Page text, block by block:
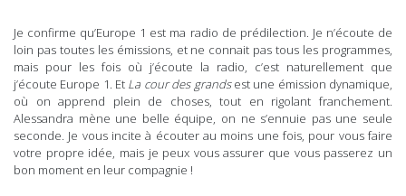
Je confirme qu’Europe 1 est ma radio de prédilection. Je n’écoute de
loin pas toutes les émissions, et ne connait pas tous les programmes,
mais pour les fois où j’écoute la radio, c’est naturellement que
j’écoute Europe 1. Et La cour des grandsest une émission dynamique,
où on apprend plein de choses, tout en rigolant franchement.
Alessandra mène une belle équipe, on ne s’ennuie pas une seule
seconde. Je vous incite à écouter au moins une fois, pour vous faire
votre propre idée, mais je peux vous assurer que vous passerez un
bon moment en leur compagnie !